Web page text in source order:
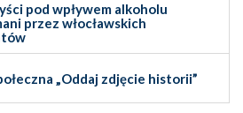
pod wpływem alkoholu
przez włocławskich
„Oddaj zdjęcie historii”